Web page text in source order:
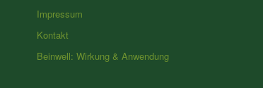
Impressum
Kontakt
Beinwell: Wirkung & Anwendung